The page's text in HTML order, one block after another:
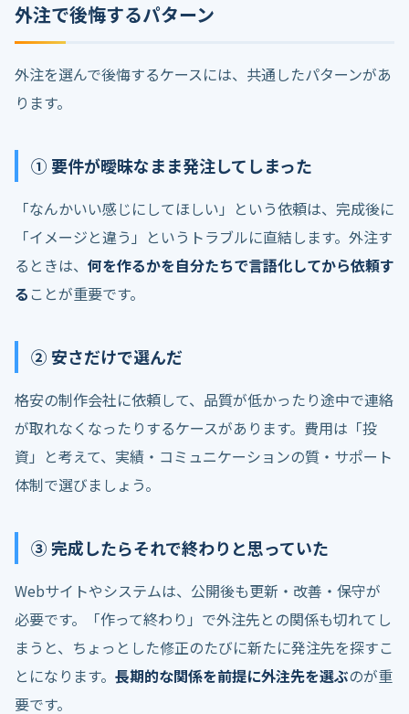
外注で後悔するパターン
外注を選んで後悔するケースには、共通したパターンがあ
ります。
① 要件が曖昧なまま発注してしまった
「なんかいい感じにしてほしい」という依頼は、完成後に
「イメージと違う」というトラブルに直結します。外注す
るときは、 何を作るかを自分たちで言語化してから依頼す
る ことが重要です。
② 安さだけで選んだ
格安の制作会社に依頼して、品質が低かったり途中で連絡
が取れなくなったりするケースがあります。費用は「投
資」と考えて、実績・コミュニケーションの質・サポート
体制で選びましょう。
③ 完成したらそれで終わりと思っていた
Webサイトやシステムは、公開後も更新・改善・保守が
必要です。「作って終わり」で外注先との関係も切れてし
まうと、ちょっとした修正のたびに新たに発注先を探すこ
とになります。 長期的な関係を前提に外注先を選ぶのが重
要です。